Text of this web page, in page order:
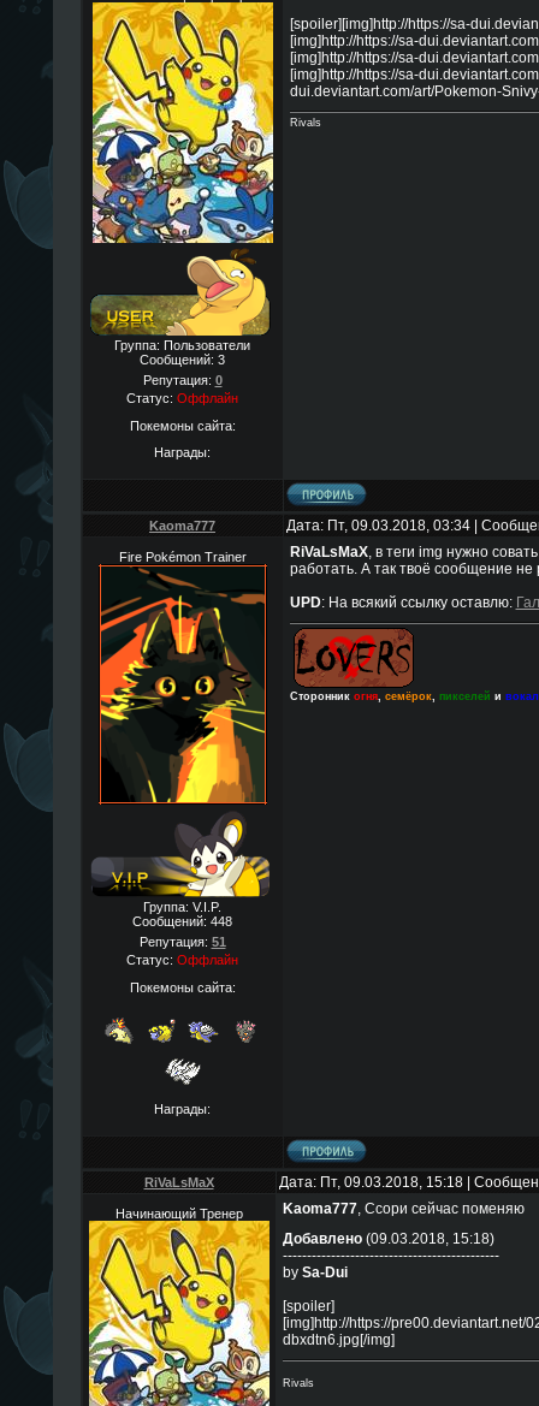
Группа: Пользователи
Сообщений: 3
Репутация: 0
Статус: Оффлайн
Покемоны сайта:
Награды:
[spoiler][img]http://https://sa-
[img]http://https://sa-
[img]http://https://sa-
[img]http://https://sa-
dui.deviantart.com/art/Pokemon-
Rivals
Kaoma777 Дата: Пт, 09.03.2018, 03:34 |
Fire Pokémon Trainer
Группа: V.I.P.
Сообщений: 448
Репутация: 51
Статус: Оффлайн
Покемоны сайта:
Награды:
RiVaLsMaX, в теги img нужно
работать. А так твоё сообщение не
UPD: На всякий ссылку оставлю:
Сторонник огня, семёрок, пикселей и
RiVaLsMaX Дата: Пт, 09.03.2018, 15:18 |
Начинающий Тренер Kaoma777, Ссори сейчас поменяю
Добавлено(09.03.2018, 15:18)
---------------------------------------------
by Sa-Dui
[spoiler]
[img]http://https://pre00.deviantart.net/
dbxdtn6.jpg[/img]
Rivals